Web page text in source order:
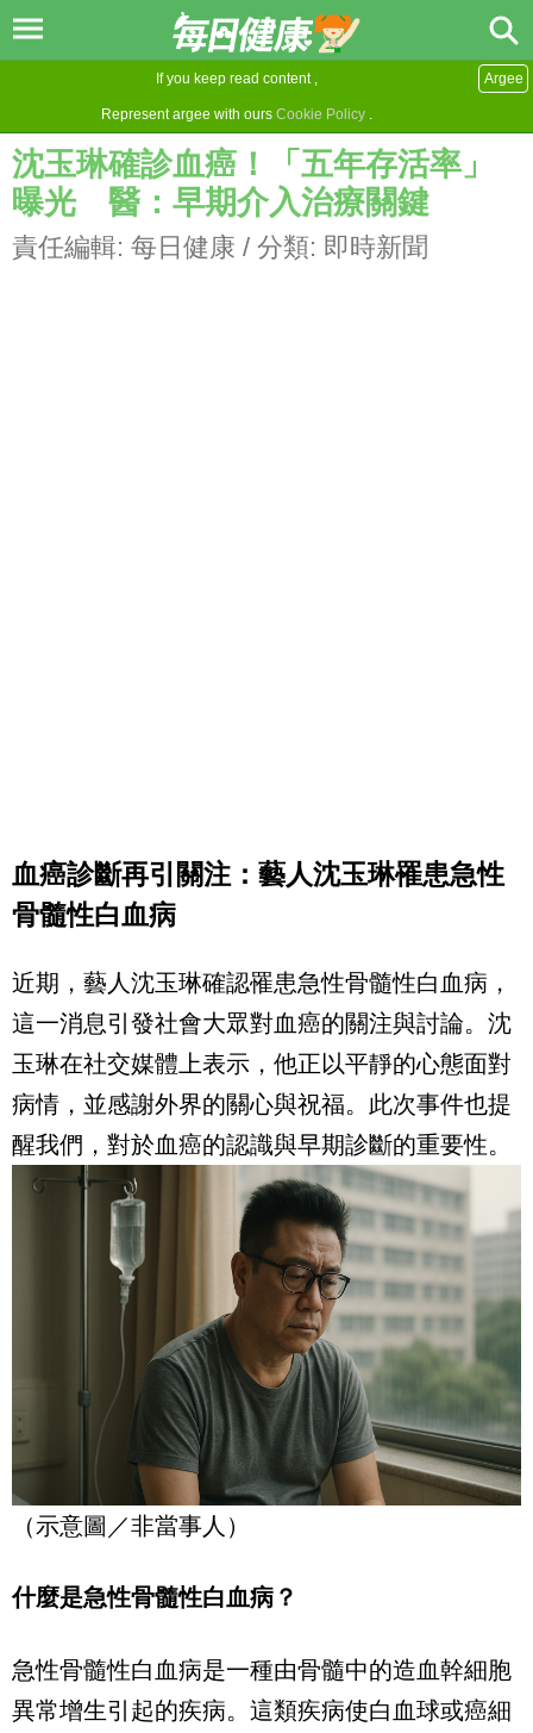
If you keep read content ,
Represent argee with ours Cookie Policy .
Argee
沈玉琳確診血癌！「五年存活率」
曝光 醫：早期介入治療關鍵
責任編輯: 每日健康 / 分類: 即時新聞
血癌診斷再引關注：藝人沈玉琳罹患急性
骨髓性白血病
近期，藝人沈玉琳確認罹患急性骨髓性白血病，
這一消息引發社會大眾對血癌的關注與討論。沈
玉琳在社交媒體上表示，他正以平靜的心態面對
病情，並感謝外界的關心與祝福。此次事件也提
醒我們，對於血癌的認識與早期診斷的重要性。
（示意圖／非當事人）
什麼是急性骨髓性白血病？
急性骨髓性白血病是一種由骨髓中的造血幹細胞
異常增生引起的疾病。這類疾病使白血球或癌細